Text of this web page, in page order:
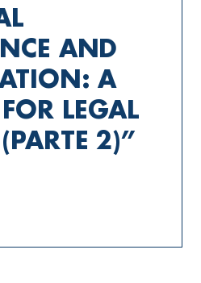
AND
A
LEGAL
2)”